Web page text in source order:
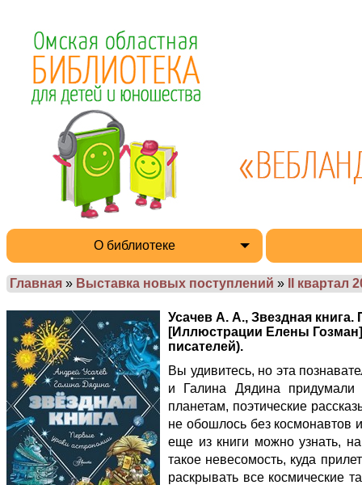
О библиотеке
Главная » Выставка новых поступлений » II квартал
Усачев А. А., Звездная
[Иллюстрации Елены
писателей).
Вы удивитесь, но эта
и Галина Дядина придумали
планетам, поэтические
не обошлось без космонавтов
еще из книги можно узнать,
такое невесомость, куда
раскрывать все космические